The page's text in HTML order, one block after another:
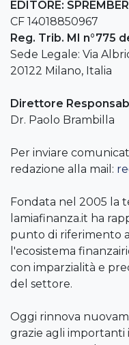
EDITORE:
CF 14018850967
Reg. Trib. MI n°775
Sede Legale: Via
20122 Milano, Italia
Direttore
Dr. Paolo Brambilla
Per inviare
redazione alla mail:
Fondata nel 2005 la
lamiafinanza.it ha
punto di riferimento
l'ecosistema
con imparzialità e
del settore.
Oggi rinnova
grazie agli importanti